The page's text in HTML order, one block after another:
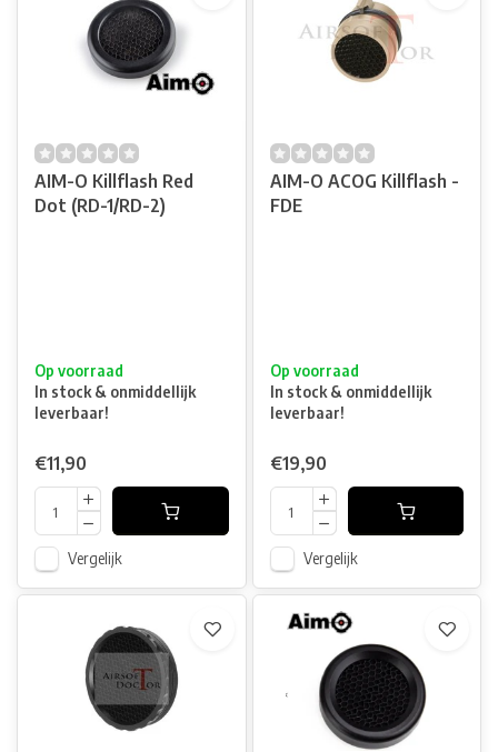
AIM-O Killflash Red
Dot (RD-1/RD-2)
Op voorraad
In stock & onmiddellijk
leverbaar!
€11,90
Vergelijk
AIM-O ACOG Killflash -
FDE
Op voorraad
In stock & onmiddellijk
leverbaar!
€19,90
Vergelijk